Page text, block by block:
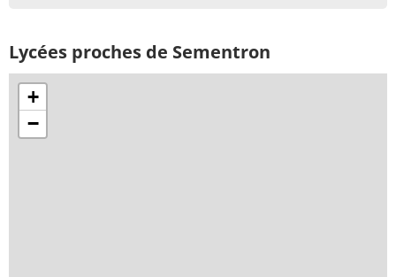
Lycées proches de Sementron
+
−